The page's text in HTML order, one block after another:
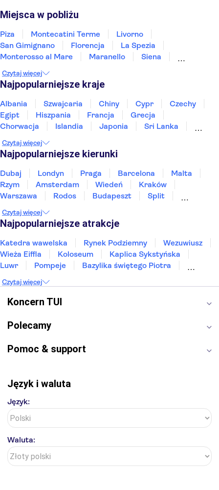
Miejsca w pobliżu
Piza Montecatini Terme
Livorno
San Gimignano
Florencja
La Spezia
Monterosso al Mare
Maranello
Siena
Montalcino
Czytaj więcej
Najpopularniejsze kraje
Albania Szwajcaria Chiny Cypr
Czechy
Egipt
Hiszpania Francja
Grecja
Chorwacja
Islandia Japonia
Sri Lanka
Tunezja
Turcja Wietnam
Czytaj więcej
Najpopularniejsze kierunki
Dubaj Londyn Praga Barcelona
Malta
Rzym
Amsterdam Wiedeń
Kraków
Warszawa
Rodos Budapeszt
Split
Sopot
Gdynia Zakopane
Czytaj więcej
Najpopularniejsze atrakcje
Katedra wawelska Rynek Podziemny
Wezuwiusz
Wieża Eiffla
Koloseum
Kaplica Sykstyńska
Luwr
Pompeje
Bazylika świętego Piotra
Etna
Wawel Park Güell
Alhambra
Caminito del Rey
Czytaj więcej
Koncern TUI
Polecamy
Pomoc & support
Język i waluta
Język:
Waluta: